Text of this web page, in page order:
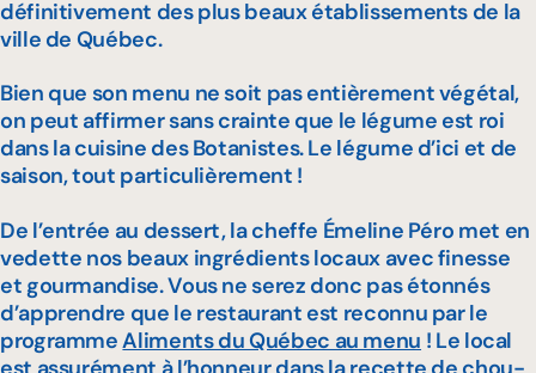
définitivement des plus beaux établissements de la
ville de Québec.
Bien que son menu ne soit pas entièrement végétal,
on peut affirmer sans crainte que le légume est roi
dans la cuisine des Botanistes. Le légume d’ici et de
saison, tout particulièrement !
De l’entrée au dessert, la cheffe Émeline Péro met en
vedette nos beaux ingrédients locaux avec finesse
et gourmandise. Vous ne serez donc pas étonnés
d’apprendre que le restaurant est reconnu par le
programmeAliments du Québec au menu ! Le local